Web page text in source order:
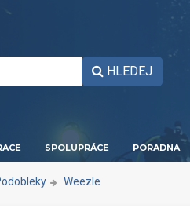
HLEDEJ
SPOLUPRÁCE PORADNA
Weezle